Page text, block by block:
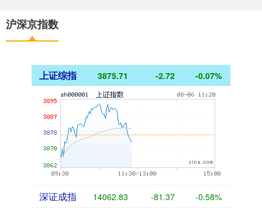
沪深京指数
上证综指 3875.71 -2.72 -0.07%
深证成指 14062.83 -81.37 -0.58%